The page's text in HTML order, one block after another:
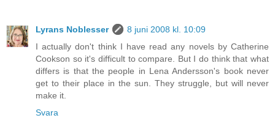
Lyrans Noblesser
8 juni 2008 kl. 10:09
I actually don't think I have read any novels by Catherine
Cookson so it's difficult to compare. But I do think that what
differs is that the people in Lena Andersson's book never
get to their place in the sun. They struggle, but will never
make it.
Svara